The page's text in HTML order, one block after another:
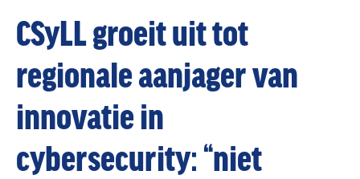
CSyLL groeit uit tot
regionale aanjager van
innovatie in
cybersecurity: “niet